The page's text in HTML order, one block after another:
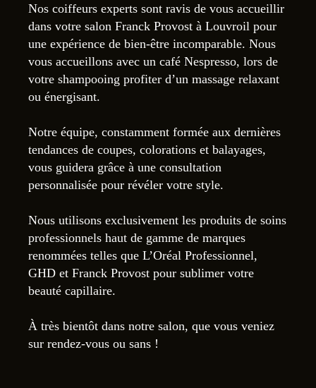
Nos coiffeurs experts sont ravis de vous accueillir
dans votre salon Franck Provost à Louvroil pour
une expérience de bien-être incomparable. Nous
vous accueillons avec un café Nespresso, lors de
votre shampooing profiter d’un massage relaxant
ou énergisant.
Notre équipe, constamment formée aux dernières
tendances de coupes, colorations et balayages,
vous guidera grâce à une consultation
personnalisée pour révéler votre style.
Nous utilisons exclusivement les produits de soins
professionnels haut de gamme de marques
renommées telles que L’Oréal Professionnel,
GHD et Franck Provost pour sublimer votre
beauté capillaire.
À très bientôt dans notre salon, que vous veniez
sur rendez-vous ou sans !